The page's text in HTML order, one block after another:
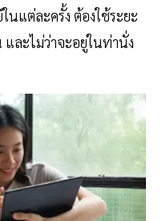
นแต่ละครั้ง ต้องใช้ระยะ
ละไม่ว่าจะอยู่ในท่านั่ง